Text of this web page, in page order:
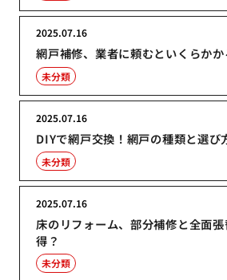
網戸補修、業者に頼むといくらかか
2025.07.16
未分類
DIYで網戸交換！網戸の種類と選び
2025.07.16
未分類
床のリフォーム、部分補修と全面
得？
2025.07.16
未分類